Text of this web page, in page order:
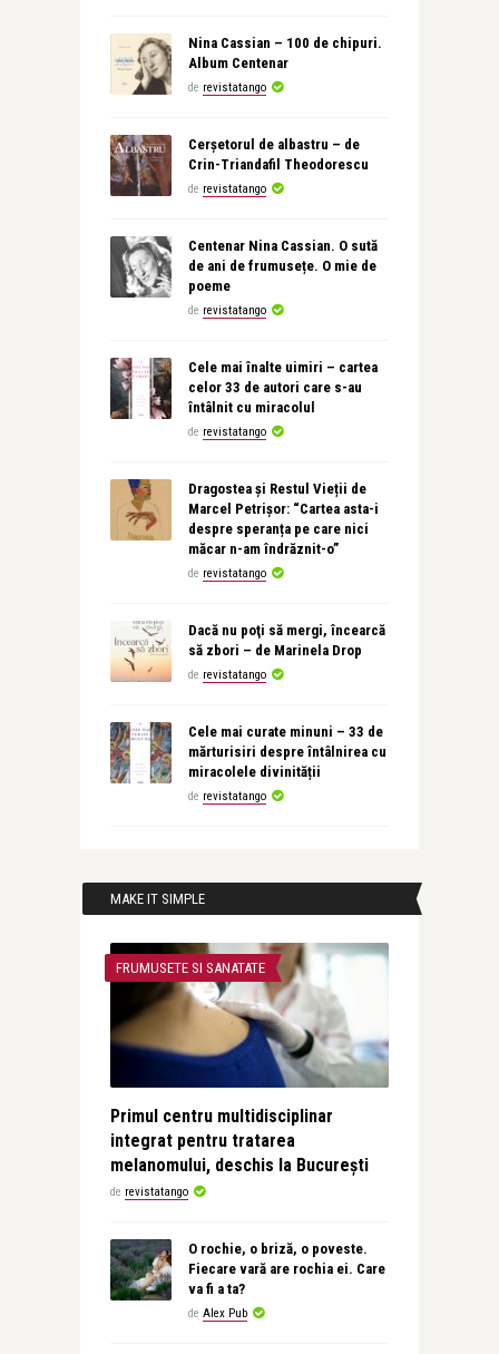
Nina Cassian – 100 de chipuri.
Album Centenar
de revistatango
Cerșetorul de albastru – de
Crin-Triandafil Theodorescu
de revistatango
Centenar Nina Cassian. O sută
de ani de frumusețe. O mie de
poeme
de revistatango
Cele mai înalte uimiri – cartea
celor 33 de autori care s-au
întâlnit cu miracolul
de revistatango
Dragostea și Restul Vieții de
Marcel Petrișor: “Cartea asta-i
despre speranța pe care nici
măcar n-am îndrăznit-o”
de revistatango
Dacă nu poţi să mergi, încearcă
să zbori – de Marinela Drop
de revistatango
Cele mai curate minuni – 33 de
mărturisiri despre întâlnirea cu
miracolele divinității
de revistatango
MAKE IT SIMPLE
FRUMUSETE SI SANATATE
Primul centru multidisciplinar
integrat pentru tratarea
melanomului, deschis la București
de revistatango
O rochie, o briză, o poveste.
Fiecare vară are rochia ei. Care
va fi a ta?
de Alex Pub